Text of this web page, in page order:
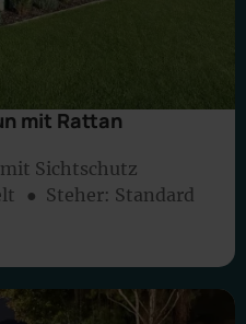
mit Rattan
Sichtschutz
● Steher: Standard